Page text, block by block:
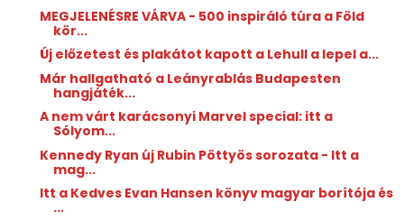
MEGJELENÉSRE VÁRVA - 500 inspiráló túra a Föld
kör...
Új előzetest és plakátot kapott a Lehull a lepel a...
Már hallgatható a Leányrablás Budapesten
hangjáték...
A nem várt karácsonyi Marvel special: itt a
Sólyom...
Kennedy Ryan új Rubin Pöttyös sorozata - Itt a
mag...
Itt a Kedves Evan Hansen könyv magyar borítója és
...